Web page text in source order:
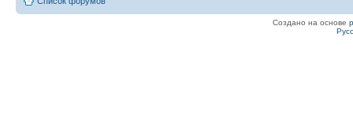
Создано на основе